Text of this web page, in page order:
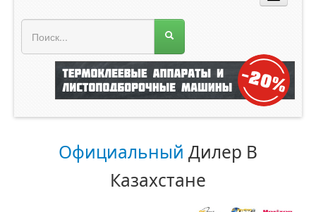
Официальный Дилер В
Казахстане